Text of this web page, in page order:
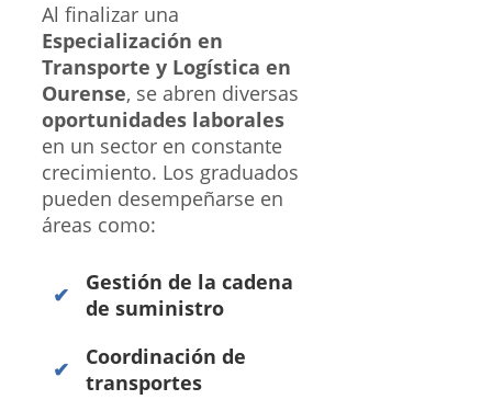
Al finalizar una
Especialización en
Transporte y Logística en
Ourense, se abren diversas
oportunidades laborales
en un sector en constante
crecimiento. Los graduados
pueden desempeñarse en
áreas como:
Gestión de la cadena
de suministro
Coordinación de
transportes